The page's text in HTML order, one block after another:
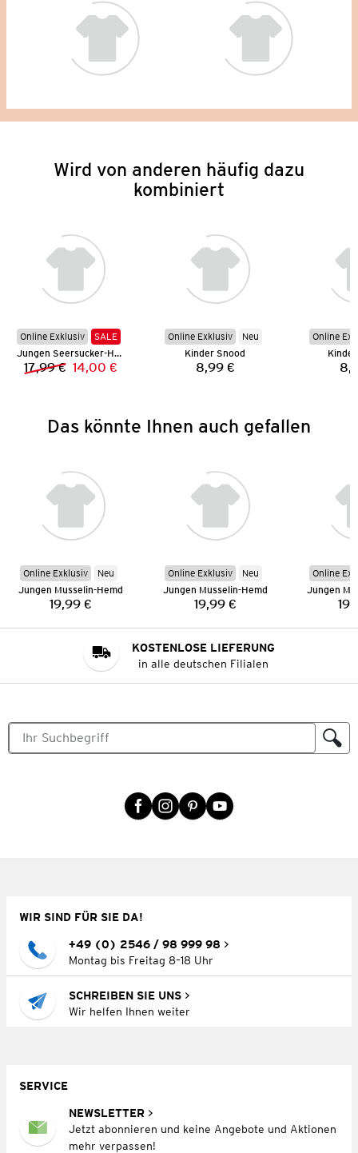
Wird von anderen häufig dazu
kombiniert
Online Exklusiv
SALE
Jungen Seersucker-Hemd
Vorheriger Preis:
17,99 € Neuer Preis:
14,00 €
Online Exklusiv
Neu
Kinder Snood
Preis:
8,99 €
Online
Das könnte Ihnen auch gefallen
Online Exklusiv
Neu
Jungen Musselin-Hemd
Preis:
19,99 €
Online Exklusiv
Neu
Jungen Musselin-Hemd
Preis:
19,99 €
Online
Jungen
KOSTENLOSE LIEFERUNG
in alle deutschen Filialen
WIR SIND FÜR SIE DA!
+49 (0) 2546 / 98 999 98
Montag bis Freitag 8–18 Uhr
SCHREIBEN SIE UNS
Wir helfen Ihnen weiter
SERVICE
NEWSLETTER
Jetzt abonnieren und keine Angebote und Aktionen
mehr verpassen!